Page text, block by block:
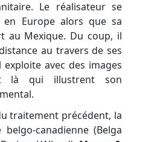
Le réalisateur se
en Europe alors que sa
au Mexique. Du coup, il
au travers de ses
avec des images
là qui illustrent son
traitement précédent, la
canadienne (Belga